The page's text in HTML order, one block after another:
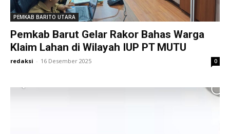
PEMKAB BARITO UTARA
Pemkab Barut Gelar Rakor Bahas Warga
Klaim Lahan di Wilayah IUP PT MUTU
redaksi - 16 Desember 2025 0